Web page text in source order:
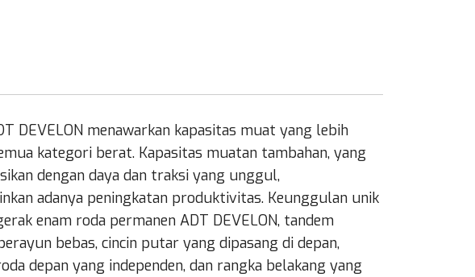
DEVELON menawarkan kapasitas muat yang lebih
kategori berat. Kapasitas muatan tambahan, yang
dengan daya dan traksi yang unggul,
adanya peningkatan produktivitas. Keunggulan unik
enam roda permanen ADT DEVELON, tandem
bebas, cincin putar yang dipasang di depan,
depan yang independen, dan rangka belakang yang